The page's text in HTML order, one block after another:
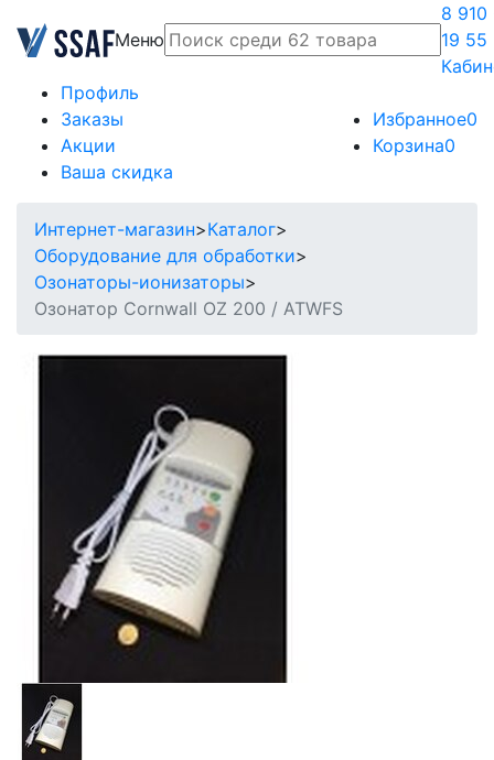
Меню
8 910
19 55
Профиль
Заказы
Акции
Ваша скидка
Избранное0
Корзина0
Интернет-магазин>Каталог>
Оборудование для обработки>
Озонаторы-ионизаторы>
Озонатор Cornwall OZ 200 / ATWFS